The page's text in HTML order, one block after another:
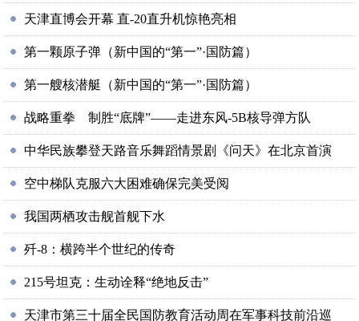
天津直博会开幕 直-20直升机惊艳亮相
第一颗原子弹（新中国的“第一”·国防篇）
第一艘核潜艇（新中国的“第一”·国防篇）
战略重拳 制胜“底牌”——走进东风-5B核导弹方队
中华民族攀登天路音乐舞蹈情景剧《问天》在北京首演
空中梯队克服六大困难确保完美受阅
我国两栖攻击舰首舰下水
歼-8：横跨半个世纪的传奇
215号坦克：生动诠释“绝地反击”
天津市第三十届全民国防教育活动周在军事科技前沿巡